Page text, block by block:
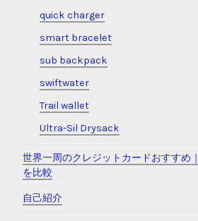
quick charger
smart bracelet
sub backpack
swiftwater
Trail wallet
Ultra-Sil Drysack
世界一周のクレジットカードおすすめ
を比較
自己紹介